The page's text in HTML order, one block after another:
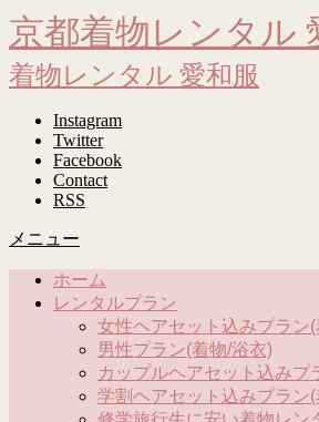
京都着物レンタル
着物レンタル 愛和服
Instagram
Twitter
Facebook
Contact
RSS
メニュー
ホーム
レンタルプラン
女性ヘアセット込みプラン
男性プラン(着物/浴衣)
カップルヘアセット込みプ
学割ヘアセット込みプラン